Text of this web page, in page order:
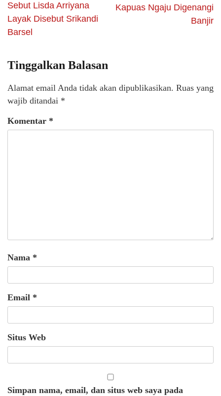
Sebut Lisda Arriyana
Layak Disebut Srikandi
Barsel
Kapuas Ngaju Digenangi
Banjir
Tinggalkan Balasan
Alamat email Anda tidak akan dipublikasikan. Ruas yang
wajib ditandai *
Komentar *
Nama *
Email *
Situs Web
Simpan nama, email, dan situs web saya pada